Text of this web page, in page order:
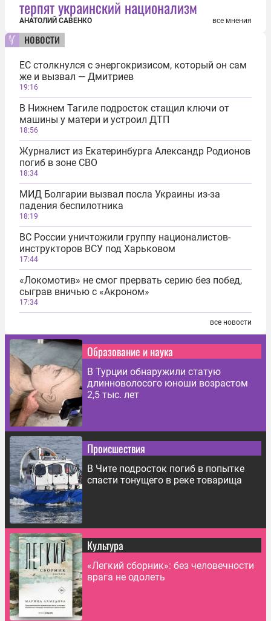
терпят украинский национализм
АНАТОЛИЙ САВЕНКО все мнения
новости
ЕС столкнулся с энергокризисом, который он сам
же и вызвал — Дмитриев
19:16
В Нижнем Тагиле подросток стащил ключи от
машины у матери и устроил ДТП
18:56
Журналист из Екатеринбурга Александр Родионов
погиб в зоне СВО
18:34
МИД Болгарии вызвал посла Украины из-за
падения беспилотника
18:19
ВС России уничтожили группу националистов-
инструкторов ВСУ под Харьковом
17:44
«Локомотив» не смог прервать серию без побед,
сыграв вничью с «Акроном»
17:34
все новости
Образование и наука
В Турции обнаружили статую
длинноволосого юноши возрастом
2,5 тыс. лет
Происшествия
В Чите подросток погиб в попытке
спасти тонущего в реке товарища
Культура
«Легкий сборник»: без человечности
врага не одолеть